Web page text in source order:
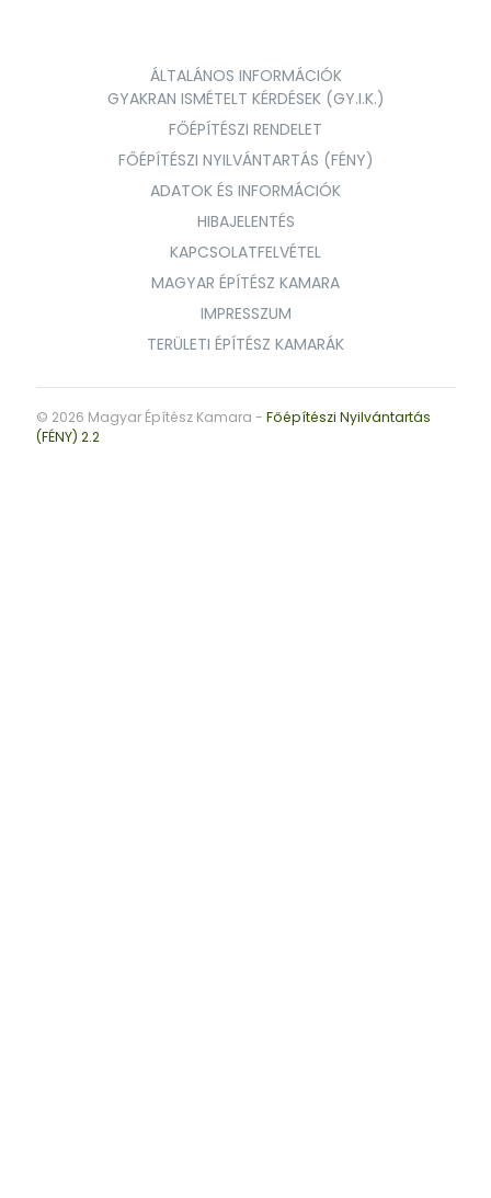
ÁLTALÁNOS INFORMÁCIÓK
GYAKRAN ISMÉTELT KÉRDÉSEK (GY.I.K.)
FŐÉPÍTÉSZI RENDELET
FŐÉPÍTÉSZI NYILVÁNTARTÁS (FÉNY)
ADATOK ÉS INFORMÁCIÓK
HIBAJELENTÉS
KAPCSOLATFELVÉTEL
MAGYAR ÉPÍTÉSZ KAMARA
IMPRESSZUM
TERÜLETI ÉPÍTÉSZ KAMARÁK
© 2026 Magyar Építész Kamara - Főépítészi Nyilvántartás
(FÉNY) 2.2